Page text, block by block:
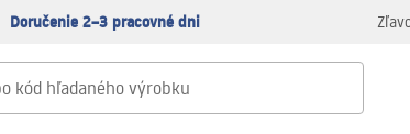
Doručenie 2–3 pracovné dni